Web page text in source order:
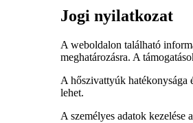
Jogi nyilatkozat
A weboldalon található
meghatározásra. A
A hőszivattyúk hatékonysága
lehet.
A személyes adatok